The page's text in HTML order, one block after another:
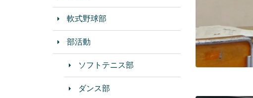
軟式野球部
部活動
ソフトテニス部
ダンス部